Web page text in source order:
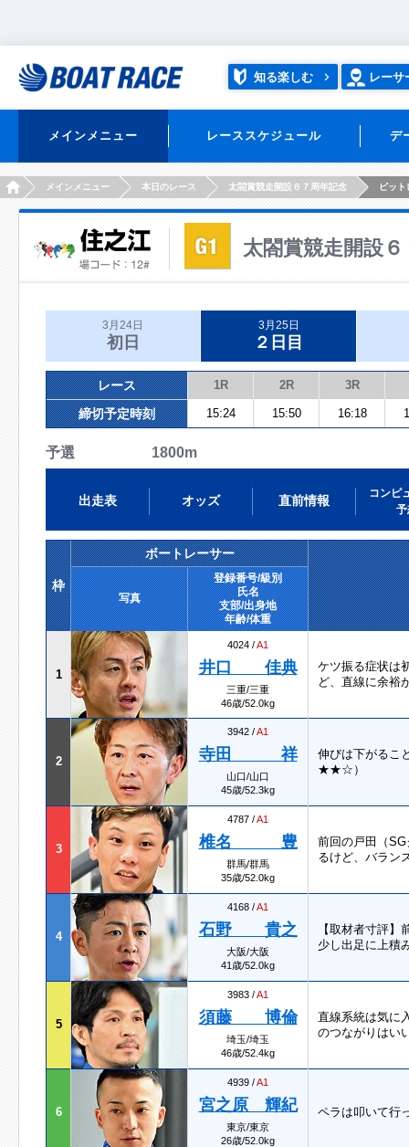
知る楽しむ レーサ
メインメニュー レーススケジュール デ
HOMEメインメニュー 本日のレース 太閤賞競走開設６７周年記念 ピッ
太閤賞競走開設
3月24日
初日
3月25日
２日目
レース 1R 2R 3R
締切予定時刻 15:24 15:50 16:18
予選 1800m
出走表 オッズ 直前情報
コンピ
予
枠
ボートレーサー
写真
登録番号/級別
氏名
支部/出身地
年齢/体重
1
4024 /A1
井口 佳典
三重/三重
46歳/52.0kg
ケツ振る症状は
ど、直線に余
2
3942 /A1
寺田 祥
山口/山口
45歳/52.3kg
伸びは下がるこ
★★☆）
3
4787 /A1
椎名 豊
群馬/群馬
35歳/52.0kg
前回の戸田（
るけど、バラン
4
4168 /A1
石野 貴之
大阪/大阪
41歳/52.0kg
【取材者寸評
少し出足に上積
5
3983 /A1
須藤 博倫
埼玉/埼玉
46歳/52.4kg
直線系統は気に
のつながりは
6
4939 /A1
宮之原 輝紀
東京/東京
26歳/52.0kg
ペラは叩いて行